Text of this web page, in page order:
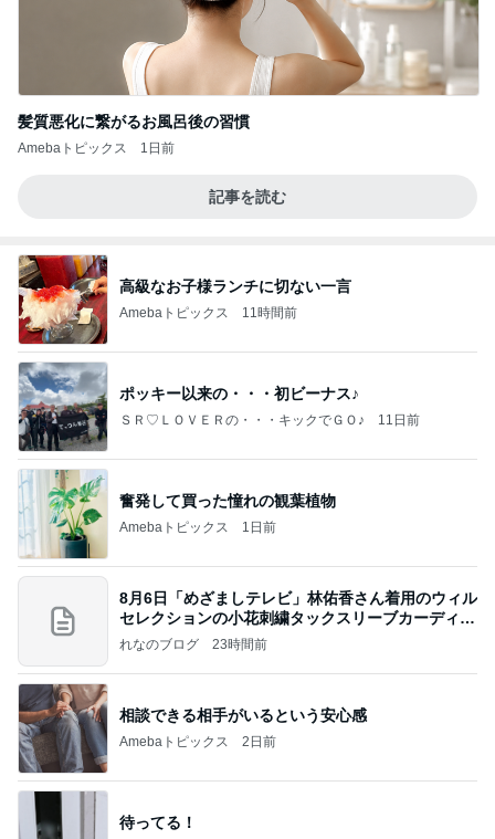
髪質悪化に繋がるお風呂後の習慣
Amebaトピックス 1日前
記事を読む
高級なお子様ランチに切ない一言
Amebaトピックス 11時間前
ポッキー以来の・・・初ビーナス♪
ＳＲ♡ＬＯＶＥＲの・・・キックでＧＯ♪ 11日前
奮発して買った憧れの観葉植物
Amebaトピックス 1日前
8月6日「めざましテレビ」林佑香さん着用のウィル
セレクションの小花刺繍タックスリーブカーディガ
ン
れなのブログ 23時間前
相談できる相手がいるという安心感
Amebaトピックス 2日前
待ってる！